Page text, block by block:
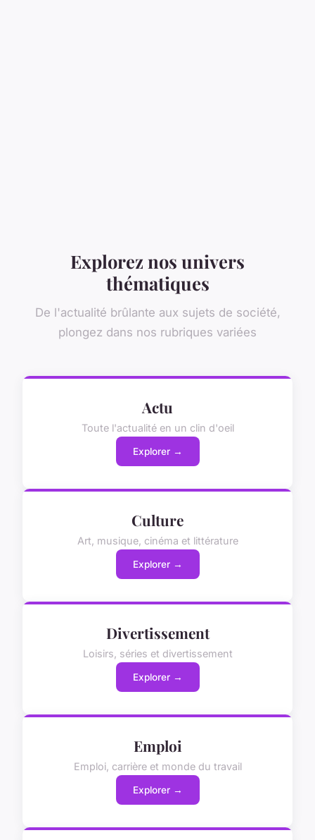
Explorez nos univers
thématiques
De l'actualité brûlante aux sujets de société,
plongez dans nos rubriques variées
Actu
Toute l'actualité en un clin d'oeil
Explorer →
Culture
Art, musique, cinéma et littérature
Explorer →
Divertissement
Loisirs, séries et divertissement
Explorer →
Emploi
Emploi, carrière et monde du travail
Explorer →